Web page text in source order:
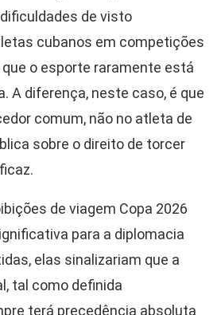
de visto
cubanos em competições
o esporte raramente está
A diferença, neste caso, é que
comum, não no atleta de
sobre o direito de torcer
de viagem Copa 2026
para a diplomacia
elas sinalizariam que a
tal como definida
terá precedência absoluta